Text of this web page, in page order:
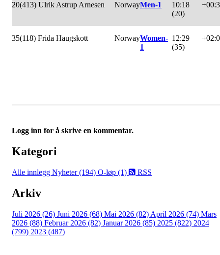
20(413) Ulrik Astrup Arnesen NorwayMen-1
10:18
(20)
35(118) Frida Haugskott NorwayWomen-
1
12:29
(35)
Logg inn for å skrive en kommentar.
Kategori
Alle innlegg Nyheter (194) O-løp (1) RSS
Arkiv
Juli 2026 (26) Juni 2026 (68) Mai 2026 (82) April 2026 (74) Mars
2026 (88) Februar 2026 (82) Januar 2026 (85) 2025 (822) 2024
(799) 2023 (487)